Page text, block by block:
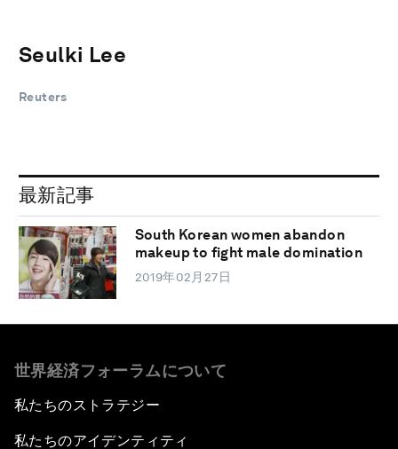
Seulki Lee
Reuters
最新記事
South Korean women abandon
makeup to fight male domination
2019年02月27日
世界経済フォーラムについて
私たちのストラテジー
私たちのアイデンティティ